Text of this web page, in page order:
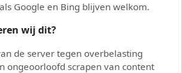
Google en Bing blijven welkom.
wij dit?
de server tegen overbelasting
ongeoorloofd scrapen van content